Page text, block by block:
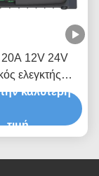
12V 24V
ελεγκτής
αυτοκινήτου
λιθίου
καλύτερη
τιμή